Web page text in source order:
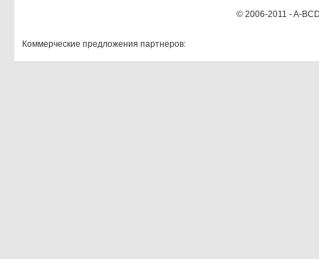
© 2006-2011 - A-
Коммерческие предложения партнеров: